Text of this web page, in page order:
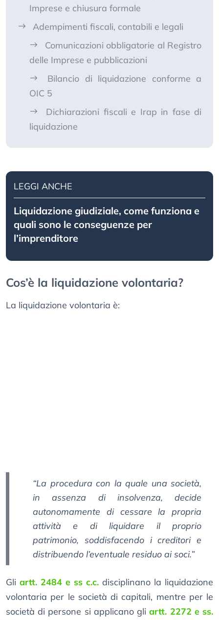
Imprese e chiusura formale
Adempimenti fiscali, contabili e legali
Comunicazioni obbligatorie al Registro
delle Imprese e pubblicazioni
Bilancio di liquidazione conforme a
OIC 5
Dichiarazioni fiscali e Irap in fase di
liquidazione
LEGGI ANCHE
Liquidazione giudiziale, come funziona e
quali sono le conseguenze per
l’imprenditore
Cos’è la liquidazione volontaria?
La liquidazione volontaria è:
“La procedura con la quale una società,
in assenza di insolvenza, decide
autonomamente di cessare la propria
attività e di liquidare il proprio
patrimonio, soddisfacendo i creditori e
distribuendo l’eventuale residuo ai soci.”
Gli artt. 2484 e ss c.c. disciplinano la liquidazione
volontaria per le società di capitali, mentre per le
società di persone si applicano gliartt. 2272 e ss.